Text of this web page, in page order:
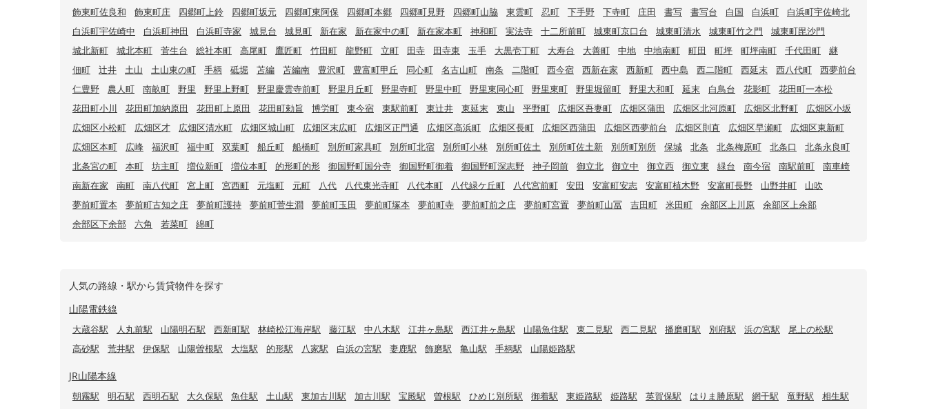
飾東町佐良和
飾東町庄 四郷町上鈴 四郷町坂元 四郷町東阿保 四郷町本郷 四郷町見野 四郷町山脇 東雲町 忍町 下手野 下寺町 庄田 書写 書写台 白国 白浜町
白浜町宇佐崎北
白浜町宇佐崎中
白浜町神田 白浜町寺家 城見台 城見町 新在家 新在家中の町 新在家本町 神和町 実法寺 十二所前町 城東町京口台 城東町清水 城東町竹之門
城東町毘沙門
城北新町
城北本町 菅生台 総社本町 高尾町 鷹匠町 竹田町 龍野町 立町 田寺 田寺東 玉手 大黒壱丁町 大寿台 大善町 中地 中地南町 町田 町坪 町坪南町 千代田町
継
佃町
辻井 土山 土山東の町 手柄 砥堀 苫編 苫編南 豊沢町 豊富町甲丘 同心町 名古山町 南条 二階町 西今宿 西新在家 西新町 西中島 西二階町 西延末 西八代町
西夢前台
仁豊野
農人町 南畝町 野里 野里上野町 野里慶雲寺前町 野里月丘町 野里寺町 野里中町 野里東同心町 野里東町 野里堀留町 野里大和町 延末 白鳥台 花影町
花田町一本松
花田町小川
花田町加納原田 花田町上原田 花田町勅旨 博労町 東今宿 東駅前町 東辻井 東延末 東山 平野町 広畑区吾妻町 広畑区蒲田 広畑区北河原町 広畑区北野町
広畑区小坂
広畑区小松町
広畑区才 広畑区清水町 広畑区城山町 広畑区末広町 広畑区正門通 広畑区高浜町 広畑区長町 広畑区西蒲田 広畑区西夢前台 広畑区則直 広畑区早瀬町
広畑区東新町
広畑区本町
広峰 福沢町 福中町 双葉町 船丘町 船橋町 別所町家具町 別所町北宿 別所町小林 別所町佐土 別所町佐土新 別所町別所 保城 北条 北条梅原町 北条口
北条永良町
北条宮の町
本町 坊主町 増位新町 増位本町 的形町的形 御国野町国分寺 御国野町御着 御国野町深志野 神子岡前 御立北 御立中 御立西 御立東 緑台 南今宿 南駅前町
南車崎
南新在家
南町 南八代町 宮上町 宮西町 元塩町 元町 八代 八代東光寺町 八代本町 八代緑ケ丘町 八代宮前町 安田 安富町安志 安富町植木野 安富町長野 山野井町
山吹
夢前町置本
夢前町古知之庄 夢前町護持 夢前町菅生澗 夢前町玉田 夢前町塚本 夢前町寺 夢前町前之庄 夢前町宮置 夢前町山冨 吉田町 米田町 余部区上川原
余部区上余部
余部区下余部
六角 若菜町 綿町
人気の路線・駅から賃貸物件を探す
山陽電鉄線
大蔵谷駅 人丸前駅 山陽明石駅 西新町駅 林崎松江海岸駅 藤江駅 中八木駅 江井ヶ島駅 西江井ヶ島駅 山陽魚住駅 東二見駅 西二見駅 播磨町駅 別府駅 浜の宮駅
尾上の松駅
高砂駅
荒井駅 伊保駅 山陽曽根駅 大塩駅 的形駅 八家駅 白浜の宮駅 妻鹿駅 飾磨駅 亀山駅 手柄駅 山陽姫路駅
JR山陽本線
朝霧駅 明石駅 西明石駅 大久保駅 魚住駅 土山駅 東加古川駅 加古川駅 宝殿駅 曽根駅 ひめじ別所駅 御着駅 東姫路駅 姫路駅 英賀保駅 はりま勝原駅 網干駅 竜野駅 相生駅